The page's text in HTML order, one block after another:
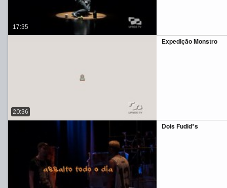
17:35
Expedição Monstro
20:36
Dois Fudid*s